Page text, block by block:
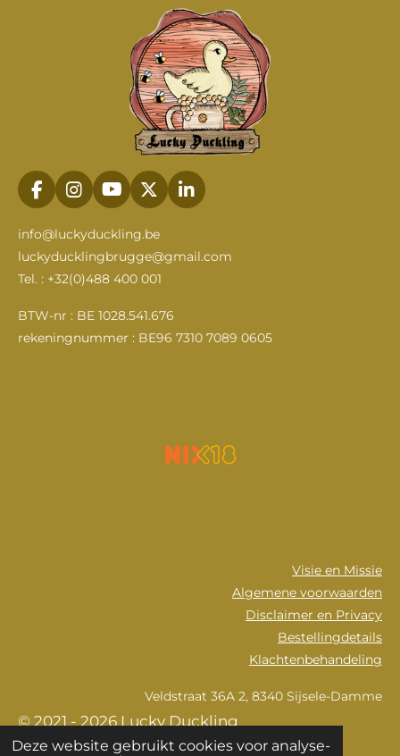
Deze website gebruikt cookies voor analyse-
F
a
c
e
b
o
k
I
n
s
t
a
g
a
m
Y
o
u
u
b
X
L
i
e
info@luckyduckling.be
luckyducklingbrugge@gmail.com
Tel. : +32(0)488 400 001
BTW-nr : BE 1028.541.676
rekeningnummer : BE96 7310 7089 0605
Visie en Missie
Algemene voorwaarden
Disclaimer en Privacy
Bestellingdetails
Klachtenbehandeling
Veldstraat 36A 2, 8340 Sijsele-Damme
© 2021 - 2026 Lucky Duckling
Powered byJouwWeb